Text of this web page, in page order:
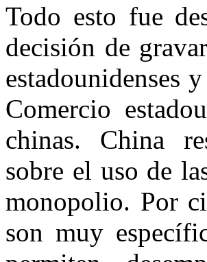
Todo esto fue
decisión de
estadounidenses
Comercio
chinas. China
sobre el uso de
monopolio. Por
son muy